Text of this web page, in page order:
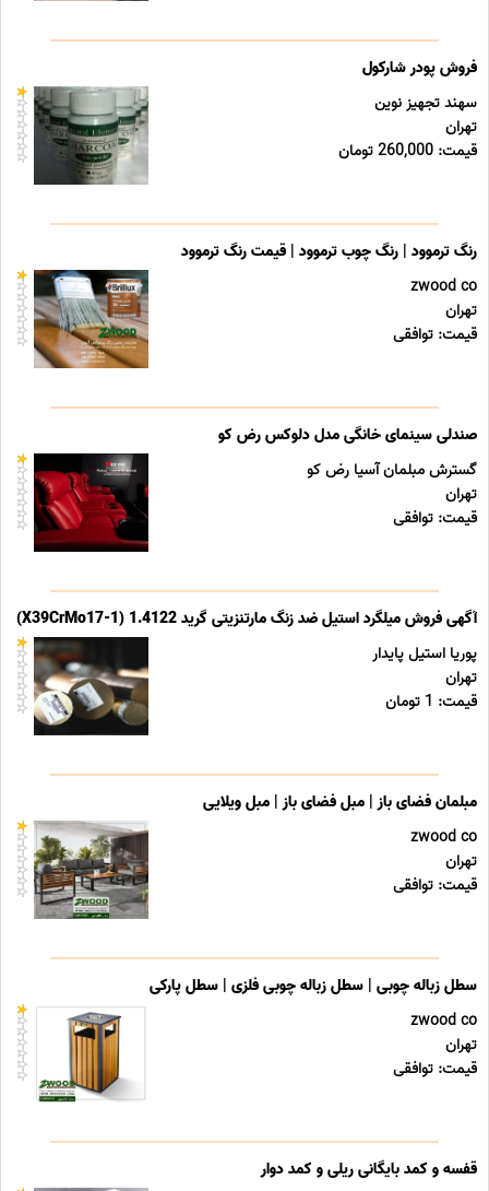
فروش پودر شارکول
سهند تجهیز نوین
تهران
قیمت: 260,000 تومان
رنگ ترموود | رنگ چوب ترموود | قیمت رنگ ترموود
zwood co
تهران
قیمت: توافقی
صندلی سینمای خانگی مدل دلوکس رض کو
گسترش مبلمان آسیا رض کو
تهران
قیمت: توافقی
آگهی فروش میلگرد استیل ضد زنگ مارتنزیتی گرید 1.4122 (X39CrMo17-1)
پوریا استیل پایدار
تهران
قیمت: 1 تومان
مبلمان فضای باز | مبل فضای باز | مبل ویلایی
zwood co
تهران
قیمت: توافقی
سطل زباله چوبی | سطل زباله چوبی فلزی | سطل پارکی
zwood co
تهران
قیمت: توافقی
قفسه و کمد بایگانی ریلی و کمد دوار